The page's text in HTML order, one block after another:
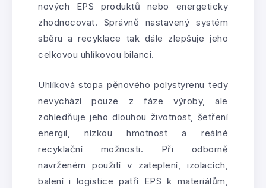
nových EPS produktů nebo energeticky
zhodnocovat. Správně nastavený systém
sběru a recyklace tak dále zlepšuje jeho
celkovou uhlíkovou bilanci.
Uhlíková stopa pěnového polystyrenu tedy
nevychází pouze z fáze výroby, ale
zohledňuje jeho dlouhou životnost, šetření
energií, nízkou hmotnost a reálné
recyklační možnosti. Při odborně
navrženém použití v zateplení, izolacích,
balení i logistice patří EPS k materiálům,